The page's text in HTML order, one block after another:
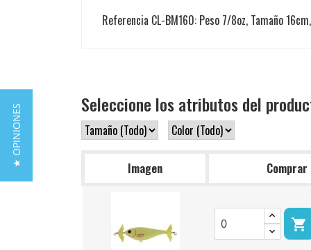
Referencia CL-BM160: Peso 7/8oz, Tamaño
Seleccione los atributos del
Imagen Comprar

★ OPINIONES